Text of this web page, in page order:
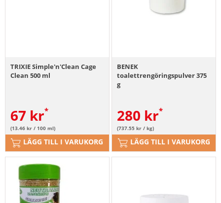
TRIXIE Simple'n'Clean Cage
Clean 500 ml
67 kr
(13.46 kr / 100 ml)
LÄGG TILL I VARUKORG
BENEK
toalettrengöringspulver 375
g
280 kr
(737.55 kr / kg)
LÄGG TILL I VARUKORG